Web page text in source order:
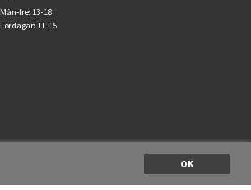
OK
Mån-fre: 13-18
Lördagar: 11-15